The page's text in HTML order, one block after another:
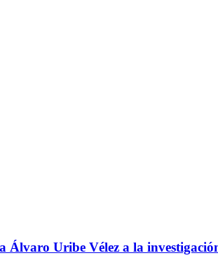
Uribe Vélez a la